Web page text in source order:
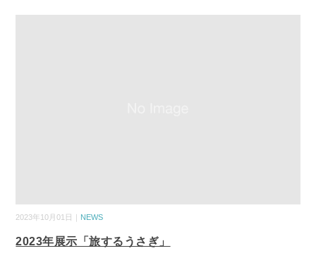
2023年10月01日｜ NEWS
2023年展示「旅するうさぎ」